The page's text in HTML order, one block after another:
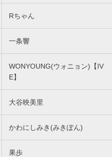
Rちゃん
一条響
WONYOUNG(ウォニョン)【IV
E】
大谷映美里
かわにしみき(みきぽん)
果歩